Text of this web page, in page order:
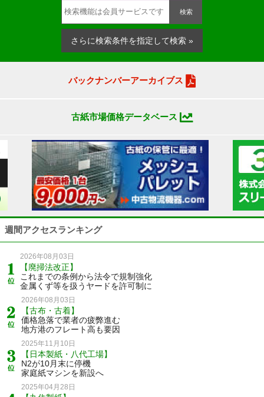
検索
さらに検索条件を指定して検索 »
バックナンバーアーカイブス
古紙市場価格データベース
週間アクセスランキング
2026年08月03日
【廃掃法改正】
これまでの条例から法令で規制強化
金属くず等を扱うヤードを許可制に
2026年08月03日
【古布・古着】
価格急落で業者の疲弊進む
地方港のフレート高も要因
2025年11月10日
【日本製紙・八代工場】
N2が10月末に停機
家庭紙マシンを新設へ
2025年04月28日